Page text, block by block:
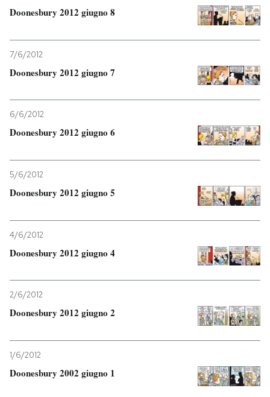
Cultura
Sport
PODCAST
I MIEI PREFERITI
Doonesbury 2012 giugno 8
7/6/2012
Doonesbury 2012 giugno 7
6/6/2012
Doonesbury 2012 giugno 6
5/6/2012
Doonesbury 2012 giugno 5
4/6/2012
Doonesbury 2012 giugno 4
2/6/2012
Doonesbury 2012 giugno 2
1/6/2012
Doonesbury 2002 giugno 1